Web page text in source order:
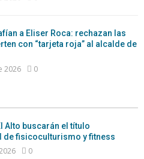
a Eliser Roca: rechazan las
con “tarjeta roja” al alcalde de
2026 0
Alto buscarán el título
de fisicoculturismo y fitness
0